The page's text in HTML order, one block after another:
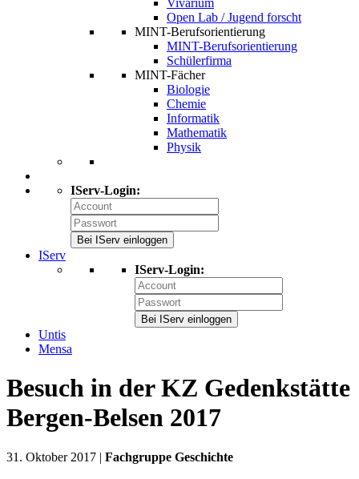
Vivarium
Open Lab / Jugend forscht
MINT-Berufsorientierung
MINT-Berufsorientierung
Schülerfirma
MINT-Fächer
Biologie
Chemie
Informatik
Mathematik
Physik
IServ-Login:
Bei IServ einloggen
IServ
IServ-Login:
Bei IServ einloggen
Untis
Mensa
Besuch in der KZ Gedenkstätte
Bergen-Belsen 2017
31. Oktober 2017 | Fachgruppe Geschichte